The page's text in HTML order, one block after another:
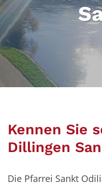
Kennen Sie
Dillingen
Die Pfarrei Sankt